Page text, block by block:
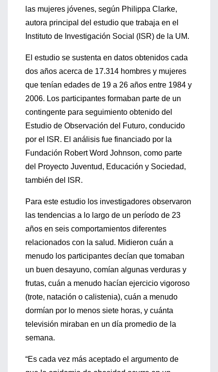
las mujeres jóvenes, según Philippa Clarke,
autora principal del estudio que trabaja en el
Instituto de Investigación Social (ISR) de la UM.
El estudio se sustenta en datos obtenidos cada
dos años acerca de 17.314 hombres y mujeres
que tenían edades de 19 a 26 años entre 1984 y
2006. Los participantes formaban parte de un
contingente para seguimiento obtenido del
Estudio de Observación del Futuro, conducido
por el ISR. El análisis fue financiado por la
Fundación Robert Word Johnson, como parte
del Proyecto Juventud, Educación y Sociedad,
también del ISR.
Para este estudio los investigadores observaron
las tendencias a lo largo de un período de 23
años en seis comportamientos diferentes
relacionados con la salud. Midieron cuán a
menudo los participantes decían que tomaban
un buen desayuno, comían algunas verduras y
frutas, cuán a menudo hacían ejercicio vigoroso
(trote, natación o calistenia), cuán a menudo
dormían por lo menos siete horas, y cuánta
televisión miraban en un día promedio de la
semana.
“Es cada vez más aceptado el argumento de